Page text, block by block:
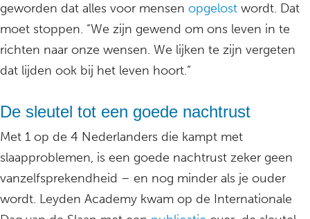
geworden dat alles voor mensen opgelost wordt. Dat
moet stoppen. “We zijn gewend om ons leven in te
richten naar onze wensen. We lijken te zijn vergeten
dat lijden ook bij het leven hoort.”
De sleutel tot een goede nachtrust
Met 1 op de 4 Nederlanders die kampt met
slaapproblemen, is een goede nachtrust zeker geen
vanzelfsprekendheid – en nog minder als je ouder
wordt. Leyden Academy kwam op de Internationale